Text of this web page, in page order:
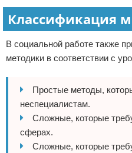
Классификация
В социальной работе также
методики в соответствии с
Простые методы,
неспециалистам.
Сложные, которые
сферах.
Сложные, которые